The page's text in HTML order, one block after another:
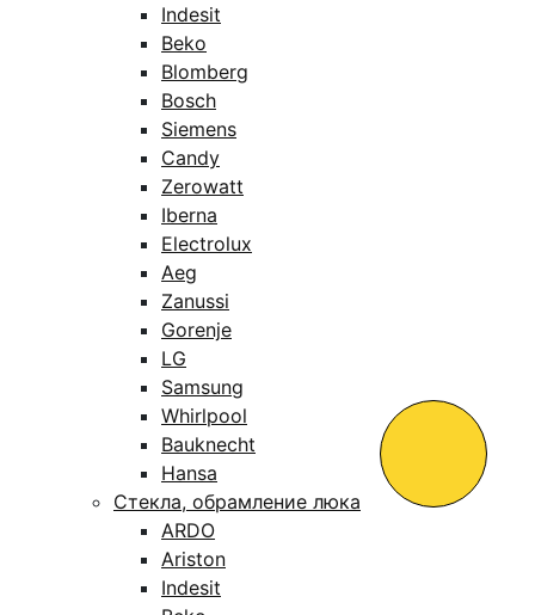
Indesit
Beko
Blomberg
Bosch
Siemens
Candy
Zerowatt
Iberna
Electrolux
Aeg
Zanussi
Gorenje
LG
Samsung
Whirlpool
Bauknecht
Hansa
Стекла, обрамление люка
ARDO
Ariston
Indesit